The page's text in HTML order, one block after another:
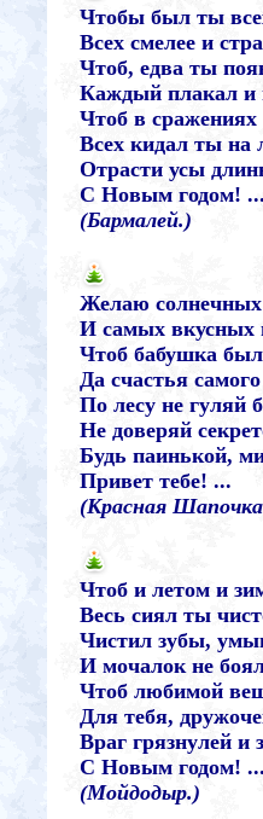
Чтобы был ты
Всех смелее и
Чтоб, едва ты
Каждый плакал и
Чтоб в сражениях
Всех кидал ты на
Отрасти усы
С Новым годом!
(Бармалей.)
Желаю солнечных
И самых вкусных
Чтоб бабушка
Да счастья
По лесу не гуляй
Не доверяй
Будь паинькой,
Привет тебе! ...
(Красная
Чтоб и летом и
Весь сиял ты
Чистил зубы,
И мочалок не
Чтоб любимой
Для тебя,
Враг грязнулей и
С Новым годом!
(Мойдодыр.)